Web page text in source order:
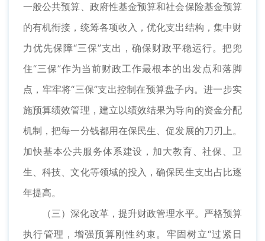
一般公共预算、政府性基金预算和社会保险基金预算
的有机衔接，统筹各项收入，优化支出结构，集中财
力优先保障“三保”支出，确保财政平稳运行。把兜
住“三保”作为当前财政工作最根本的出发点和落脚
点，牢牢将“三保”支出控制在预算盘子内。进一步实
施预算绩效管理，建立以绩效结果为导向的资金分配
机制，把每一分钱都用在保民生、促发展的刀刃上。
加快基本公共服务体系建设，加大教育、社保、卫
生、科技、文化等领域的投入，确保民生支出占比逐
年提高。
（三）深化改革，提升财政管理水平。严格预算
执行管理，增强预算刚性约束。牢固树立“过紧日